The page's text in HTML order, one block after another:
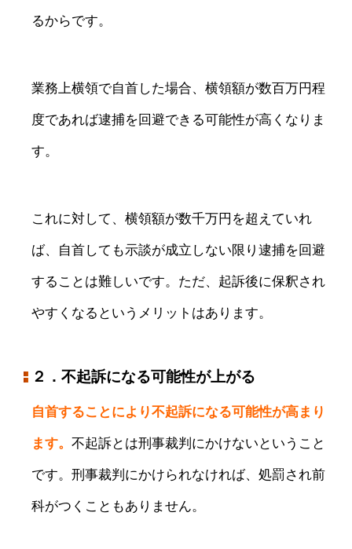
るからです。
業務上横領で自首した場合、横領額が数百万円程
度であれば逮捕を回避できる可能性が高くなりま
す。
これに対して、横領額が数千万円を超えていれ
ば、自首しても示談が成立しない限り逮捕を回避
することは難しいです。ただ、起訴後に保釈され
やすくなるというメリットはあります。
２．不起訴になる可能性が上がる
自首することにより不起訴になる可能性が高まり
ます。 不起訴とは刑事裁判にかけないということ
です。刑事裁判にかけられなければ、処罰され前
科がつくこともありません。